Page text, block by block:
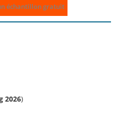
échantillon gratuit
2026)